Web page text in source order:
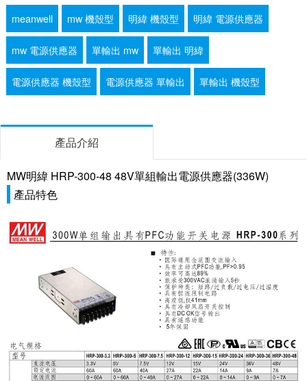
meanwell
mw 機殼型 明緯 機殼型 明緯 電源供應器
mw 電源供應器 單輸出 mw 單輸出 明緯
電源供應器 機殼型 電源供應器 單輸出 單輸出 機殼型
產品介紹
MW明緯 HRP-300-48 48V單組輸出電源供應器(336W)
產品特色